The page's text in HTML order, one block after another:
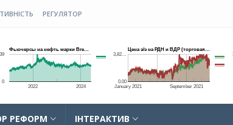
РЕГУЛЯТОР
РЕФОРМ ІНТЕРАКТИВ